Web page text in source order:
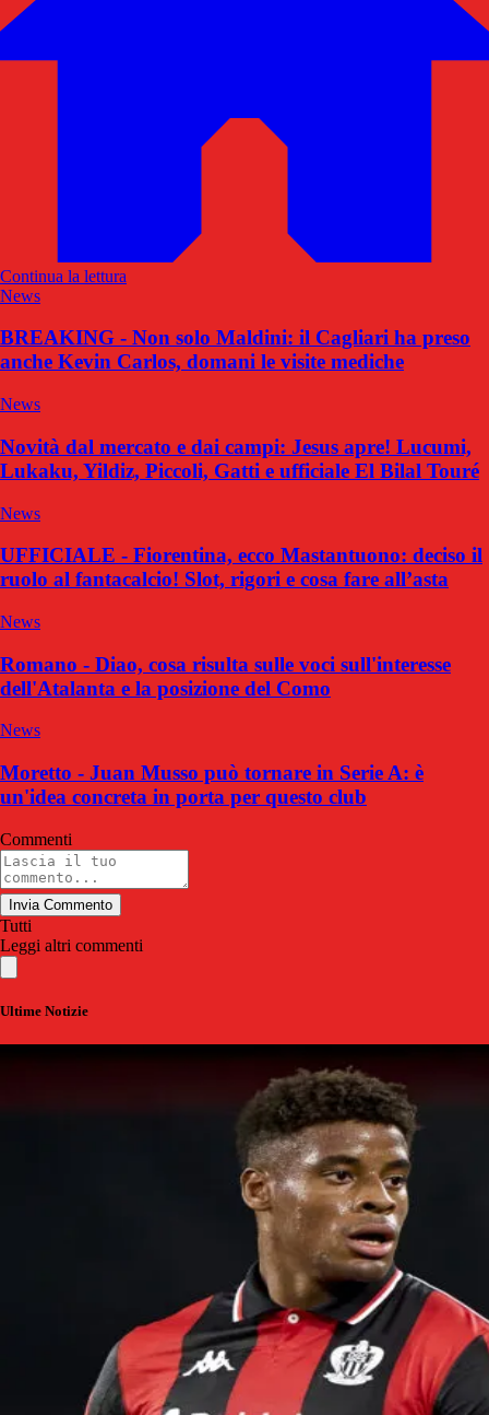
Continua la lettura
News
BREAKING - Non solo Maldini: il Cagliari ha preso
anche Kevin Carlos, domani le visite mediche
News
Novità dal mercato e dai campi: Jesus apre! Lucumi,
Lukaku, Yildiz, Piccoli, Gatti e ufficiale El Bilal Touré
News
UFFICIALE - Fiorentina, ecco Mastantuono: deciso il
ruolo al fantacalcio! Slot, rigori e cosa fare all’asta
News
Romano - Diao, cosa risulta sulle voci sull'interesse
dell'Atalanta e la posizione del Como
News
Moretto - Juan Musso può tornare in Serie A: è
un'idea concreta in porta per questo club
Commenti
Invia Commento
Tutti
Leggi altri commenti
Ultime Notizie